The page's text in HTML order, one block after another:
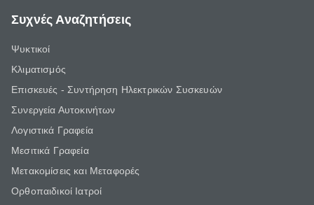
Συχνές Αναζητήσεις
Ψυκτικοί
Κλιματισμός
Επισκευές - Συντήρηση Ηλεκτρικών Συσκευών
Συνεργεία Αυτοκινήτων
Λογιστικά Γραφεία
Μεσιτικά Γραφεία
Μετακομίσεις και Μεταφορές
Ορθοπαιδικοί Ιατροί